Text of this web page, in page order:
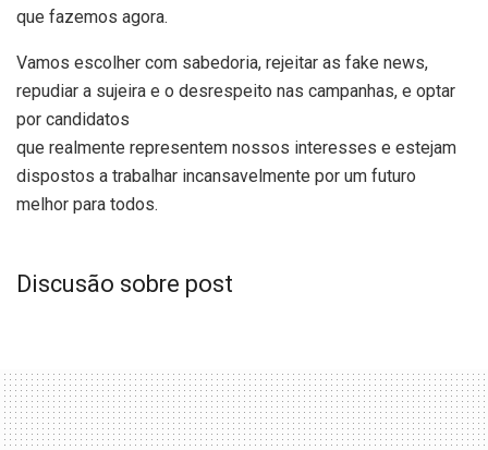
que fazemos agora.
Vamos escolher com sabedoria, rejeitar as fake news,
repudiar a sujeira e o desrespeito nas campanhas, e optar
por candidatos
que realmente representem nossos interesses e estejam
dispostos a trabalhar incansavelmente por um futuro
melhor para todos.
Discusão sobre post